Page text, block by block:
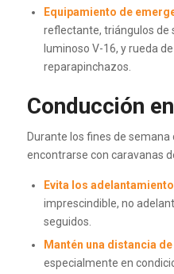
Equipamiento de
reflectante, triángulos de
luminoso V-16, y rueda
reparapinchazos.
Conducción
Durante los fines de semana
encontrarse con caravanas
Evita los
imprescindible, no
seguidos.
Mantén una distancia
especialmente en